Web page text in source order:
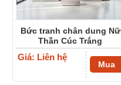
Bức tranh chân dung Nữ
Thần Cúc Trắng
Giá: Liên hệ
Mua